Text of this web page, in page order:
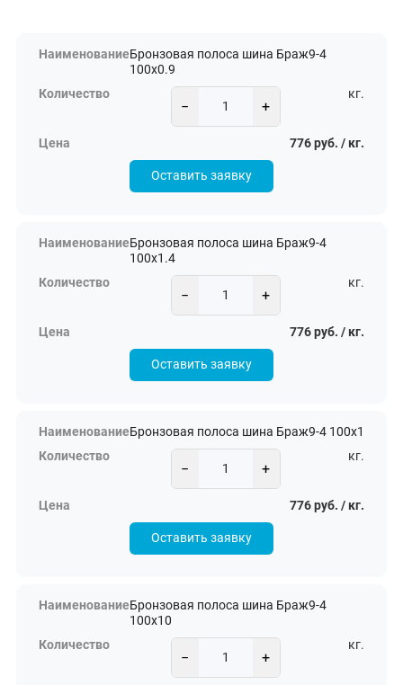
Бронзовая полоса шина Браж9-4
100х0.9
− +
кг.
776 руб. / кг.
Оставить заявку
Бронзовая полоса шина Браж9-4
100х1.4
− +
кг.
776 руб. / кг.
Оставить заявку
Бронзовая полоса шина Браж9-4 100х1
− +
кг.
776 руб. / кг.
Оставить заявку
Бронзовая полоса шина Браж9-4
100х10
− +
кг.